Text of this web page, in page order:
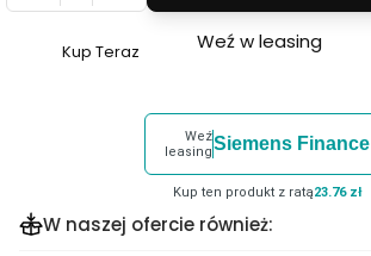
Szybki
Lornetka
SV
Kup Teraz Weź w leasing
Weź
leasingSiemens Finance
Kup ten produkt z ratą23.76 zł
W naszej ofercie również: